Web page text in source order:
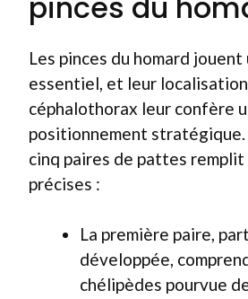
Les pinces du homard jouent
essentiel, et leur
céphalothorax leur confère
positionnement stratégique.
cinq paires de pattes
précises :
La première paire,
développée,
chélipèdes pourvue